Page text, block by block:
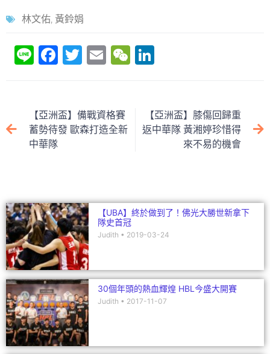
林文佑 黃鈴娟
Li F
e
b
T
er
E
l
W
at
e
dI
【亞洲盃】備戰資格賽
蓄勢待發 歐森打造全新
中華隊
【亞洲盃】膝傷回歸重
返中華隊 黃湘婷珍惜得
來不易的機會
【UBA】終於做到了！佛光大勝世新拿下
隊史首冠
Judith 2019-03-24
30個年頭的熱血輝煌 HBL今盛大開賽
Judith 2017-11-07